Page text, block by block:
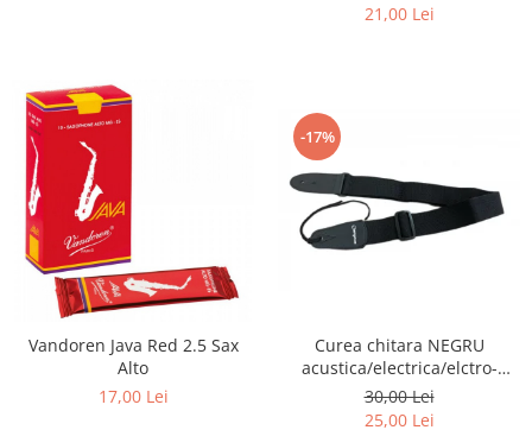
21,00 Lei
Vandoren Java Red 2.5 Sax
Alto
17,00 Lei
-17%
Curea chitara NEGRU
acustica/electrica/elctro-
acustica/bass
30,00 Lei
25,00 Lei